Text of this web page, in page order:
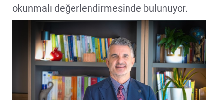
okunmalı değerlendirmesinde bulunuyor.